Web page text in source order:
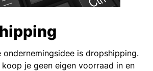
ondernemingsidee is dropshipping.
koop je geen eigen voorraad in en